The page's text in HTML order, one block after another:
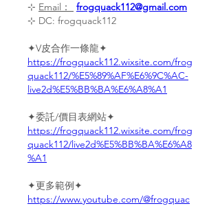
⊹ Email：
frogquack112@gmail.com
⊹ DC: frogquack112
✦V皮合作一條龍✦
https://frogquack112.wixsite.com/frog
quack112/%E5%89%AF%E6%9C%AC-
live2d%E5%BB%BA%E6%A8%A1
✦委託/價目表網站✦
https://frogquack112.wixsite.com/frog
quack112/live2d%E5%BB%BA%E6%A8
%A1
✦更多範例✦
https://www.youtube.com/@frogquac